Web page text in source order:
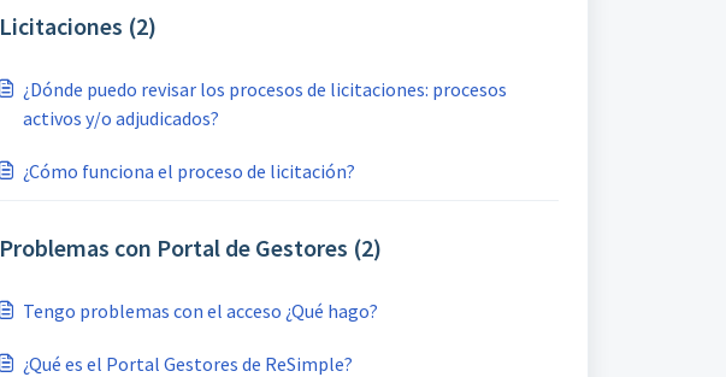
Licitaciones (2)
¿Dónde puedo revisar los procesos de licitaciones: procesos
activos y/o adjudicados?
¿Cómo funciona el proceso de licitación?
Problemas con Portal de Gestores (2)
Tengo problemas con el acceso ¿Qué hago?
¿Qué es el Portal Gestores de ReSimple?